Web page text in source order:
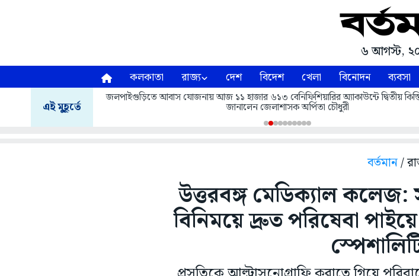
৬ আগস্ট,
কলকাতা রাজ্য দেশ বিদেশ খেলা বিনোদন ব্যবসা
এই মুহূর্তে
জলপাইগুড়িতে আবাস যোজনায় আজ ১১ হাজার ৬১৩ বেনিফিশিয়ারির অ্যাকাউন্টে দ্বিতীয়
জানালেন জেলাশাসক অর্পিতা চৌধুরী
বর্তমান/
উত্তরবঙ্গ মেডিক্যাল কলেজ:
বিনিময়ে দ্রুত পরিষেবা